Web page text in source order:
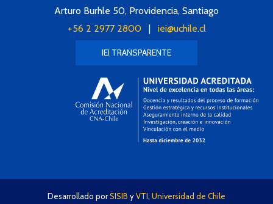
Arturo Burhle 50, Providencia, Santiago
+56 2 2977 2800| iei@uchile.cl
IEI TRANSPARENTE
Desarrollado porSISIB yVTI, Universidad de Chile